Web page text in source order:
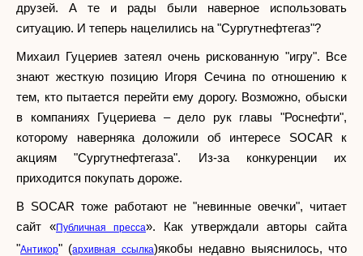
друзей. А те и рады были наверное использовать
ситуацию. И теперь нацелились на "Сургутнефтегаз"?
Михаил Гуцериев затеял очень рискованную "игру". Все
знают жесткую позицию Игоря Сечина по отношению к
тем, кто пытается перейти ему дорогу. Возможно, обыски
в компаниях Гуцериева – дело рук главы "Роснефти",
которому наверняка доложили об интересе SOCAR к
акциям "Сургутнефтегаза". Из-за конкуренции их
приходится покупать дороже.
В SOCAR тоже работают не "невинные овечки", читает
сайт «Публичная пресса». Как утверждали авторы сайта
"Антикор" (архивная ссылка)якобы недавно выяснилось, что